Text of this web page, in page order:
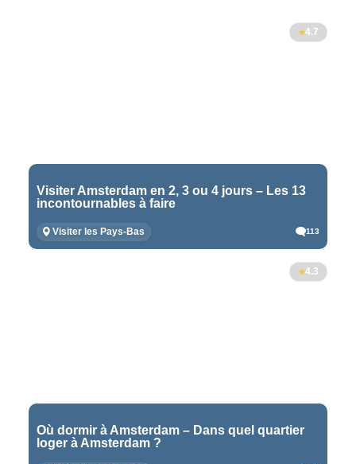
4.7
Visiter Amsterdam en 2, 3 ou 4 jours – Les 13
incontournables à faire
Visiter les Pays-Bas 113
4.3
Où dormir à Amsterdam – Dans quel quartier
loger à Amsterdam ?